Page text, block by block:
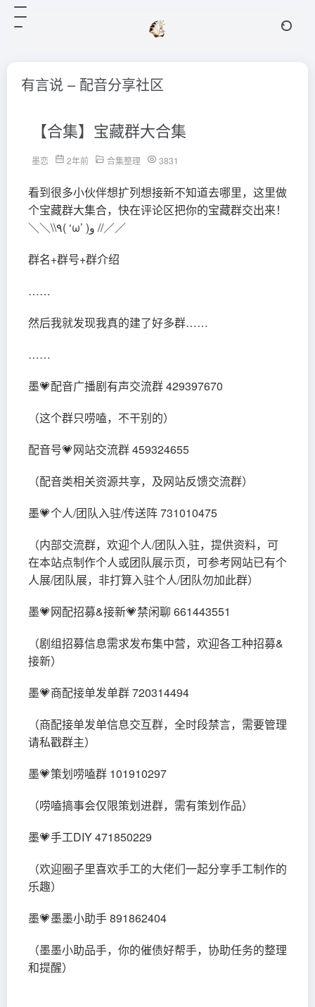
有言说 – 配音分享社区
【合集】宝藏群大合集
墨恋 2年前 合集整理 3831
看到很多小伙伴想扩列想接新不知道去哪里，这里做
个宝藏群大集合，快在评论区把你的宝藏群交出来！
＼＼\\٩( ‘ω’ )و //／／
群名+群号+群介绍
……
然后我就发现我真的建了好多群……
……
墨💗配音广播剧有声交流群 429397670
（这个群只唠嗑，不干别的）
配音号💗网站交流群 459324655
（配音类相关资源共享，及网站反馈交流群）
墨💗个人/团队入驻/传送阵 731010475
（内部交流群，欢迎个人/团队入驻，提供资料，可
在本站点制作个人或团队展示页，可参考网站已有个
人展/团队展，非打算入驻个人/团队勿加此群）
墨💗网配招募&接新💗禁闲聊 661443551
（剧组招募信息需求发布集中营，欢迎各工种招募&
接新）
墨💗商配接单发单群 720314494
（商配接单发单信息交互群，全时段禁言，需要管理
请私戳群主）
墨💗策划唠嗑群 101910297
（唠嗑搞事会仅限策划进群，需有策划作品）
墨💗手工DIY 471850229
（欢迎圈子里喜欢手工的大佬们一起分享手工制作的
乐趣）
墨💗墨墨小助手 891862404
（墨墨小助品手，你的催债好帮手，协助任务的整理
和提醒）